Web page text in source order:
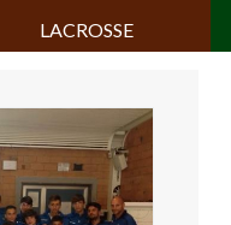
LACROSSE